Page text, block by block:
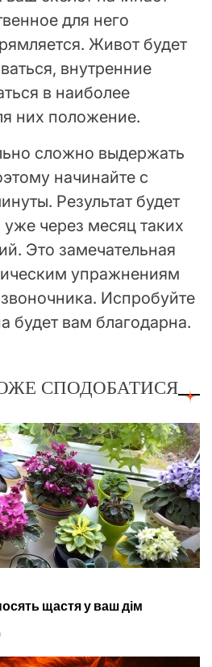
для него
Живот будет
внутренние
в наиболее
них положение.
сложно выдержать
начинайте с
Результат будет
через месяц таких
Это замечательная
упражнениям
Испробуйте
будет вам благодарна.
СПОДОБАТИСЯ
щастя у ваш дім